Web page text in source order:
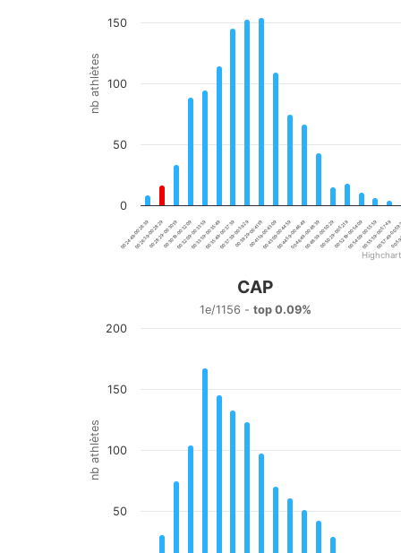
The chart has 1 Y axis displaying nb athlètes. Data
nb athlètes
00:24:49-00:26:3900:28:29-00:30:1900:32:09-00:33:5900:35:49-00:37:3900:39:29-00:41:1900:43:09-00:44:5900:46:49-00:48:3900:50:29-00:52:1900:54:09-00:55:5900:57:49-
00:26:39-00:28:2900:30:19-00:32:0900:33:59-00:35:4900:37:39-00:39:2900:41:19-00:43:0900:44:59-00:46:4900:48:39-00:50:2900:52:19-00:54:0900:55:59-00:57:49
0
50
100
150
Bar chart with 20 bars.
The chart has 1 Y axis displaying nb athlètes. Data
nb athlètes
CAP
1e/1156 - top 0.09%
50
100
150
200